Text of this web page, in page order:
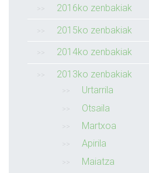
2016ko zenbakiak
2015ko zenbakiak
2014ko zenbakiak
2013ko zenbakiak
Urtarrila
Otsaila
Martxoa
Apirila
Maiatza